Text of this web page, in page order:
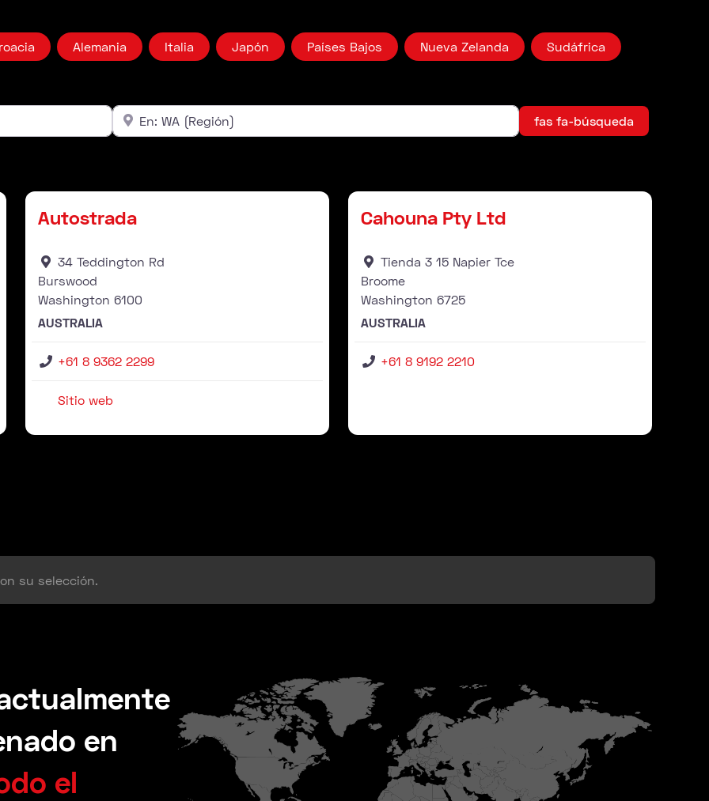
Alemania Italia Japón Países Bajos Nueva Zelanda Sudáfrica
CercaCampo libre fas fa-búsquedafas fa-
Autostrada
34 Teddington Rd
Burswood
Washington 6100
AUSTRALIA
+61 8 9362 2299
Sitio web
Cahouna Pty Ltd
Tienda 3 15 Napier Tce
Broome
Washington 6725
AUSTRALIA
+61 8 9192 2210
su selección.
en
el